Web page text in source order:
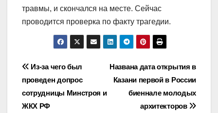
травмы, и скончался на месте. Сейчас
проводится проверка по факту трагедии.
Навигация
по
Названа дата открытия в
Казани первой в России
биеннале молодых
архитекторов
Из-за чего был
проведен допрос
сотрудницы Минстроя и
ЖКХ РФ